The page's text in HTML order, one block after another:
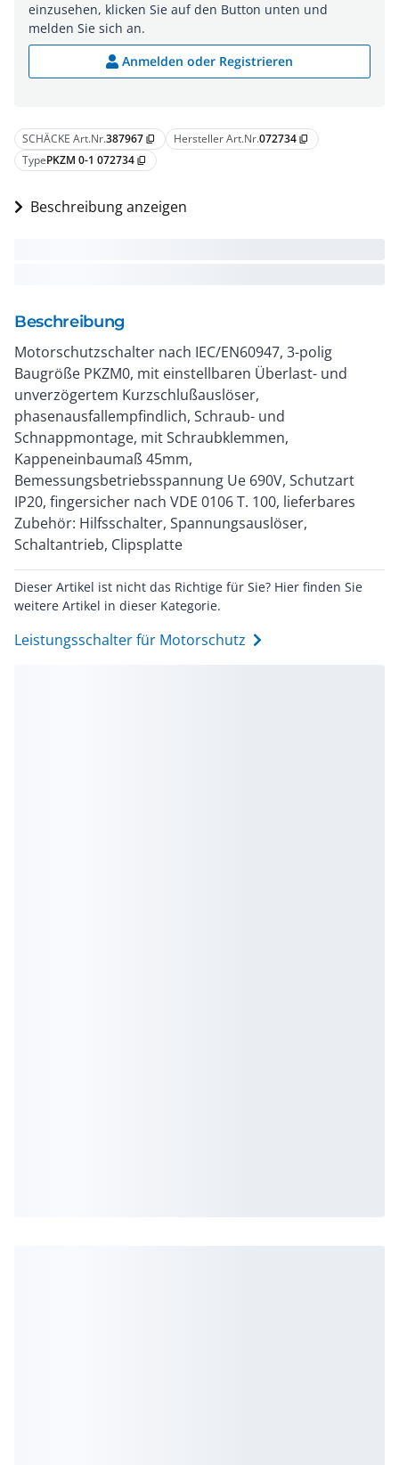
SCHÄCKE Art.Nr.387967 content_copy Hersteller Art.Nr.072734 content_copy
TypePKZM 0-1 072734 content_copy
Beschreibung anzeigen
Beschreibung
Motorschutzschalter nach IEC/EN60947, 3-polig
Baugröße PKZM0, mit einstellbaren Überlast- und
unverzögertem Kurzschlußauslöser,
phasenausfallempfindlich, Schraub- und
Schnappmontage, mit Schraubklemmen,
Kappeneinbaumaß 45mm,
Bemessungsbetriebsspannung Ue 690V, Schutzart
IP20, fingersicher nach VDE 0106 T. 100, lieferbares
Zubehör: Hilfsschalter, Spannungsauslöser,
Schaltantrieb, Clipsplatte
Dieser Artikel ist nicht das Richtige für Sie? Hier finden Sie
weitere Artikel in dieser Kategorie.
Leistungsschalter für Motorschutz
einzusehen, klicken Sie auf den Button unten und
melden Sie sich an.
Anmelden oder Registrieren